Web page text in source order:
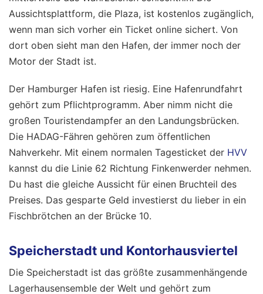
Aussichtsplattform, die Plaza, ist kostenlos zugänglich,
wenn man sich vorher ein Ticket online sichert. Von
dort oben sieht man den Hafen, der immer noch der
Motor der Stadt ist.
Der Hamburger Hafen ist riesig. Eine Hafenrundfahrt
gehört zum Pflichtprogramm. Aber nimm nicht die
großen Touristendampfer an den Landungsbrücken.
Die HADAG-Fähren gehören zum öffentlichen
Nahverkehr. Mit einem normalen Tagesticket der HVV
kannst du die Linie 62 Richtung Finkenwerder nehmen.
Du hast die gleiche Aussicht für einen Bruchteil des
Preises. Das gesparte Geld investierst du lieber in ein
Fischbrötchen an der Brücke 10.
Speicherstadt und Kontorhausviertel
Die Speicherstadt ist das größte zusammenhängende
Lagerhausensemble der Welt und gehört zum